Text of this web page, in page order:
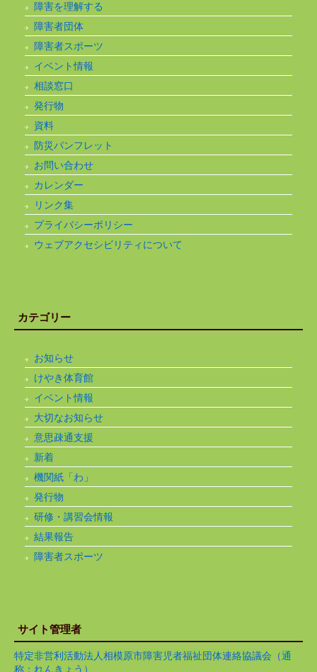
障害を理解する
障害者団体
障害者スポーツ
イベント情報
相談窓口
発行物
資料
防災パンフレット
お問い合わせ
カレンダー
リンク集
プライバシーポリシー
ウェブアクセシビリティについて
カテゴリー
お知らせ
けやき体育館
イベント情報
大切なお知らせ
意思疎通支援
新着
機関紙「わ」
発行物
研修・講習会情報
結果報告
障害者スポーツ
サイト管理者
特定非営利活動法人相模原市障害児者福祉団体連絡協議会（通
称：れんきょう）